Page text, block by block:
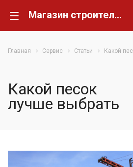
Магазин строительных материалов Склад Кирпича
Главная Сервис Статьи Какой
Какой песок
лучше выбрать